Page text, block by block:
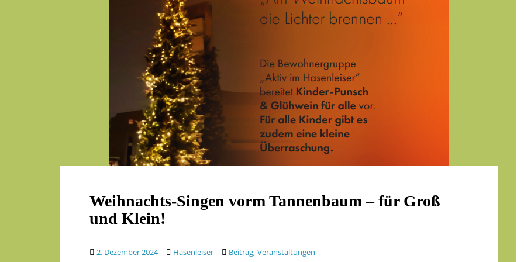
Weihnachts-Singen vorm Tannenbaum – für Groß
und Klein!
2. Dezember 2024 Hasenleiser Beitrag, Veranstaltungen